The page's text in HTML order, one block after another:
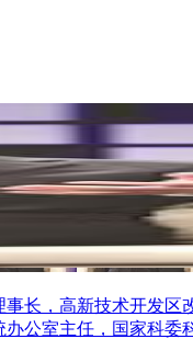
长，高新技术开发区
公室主任，国家科委